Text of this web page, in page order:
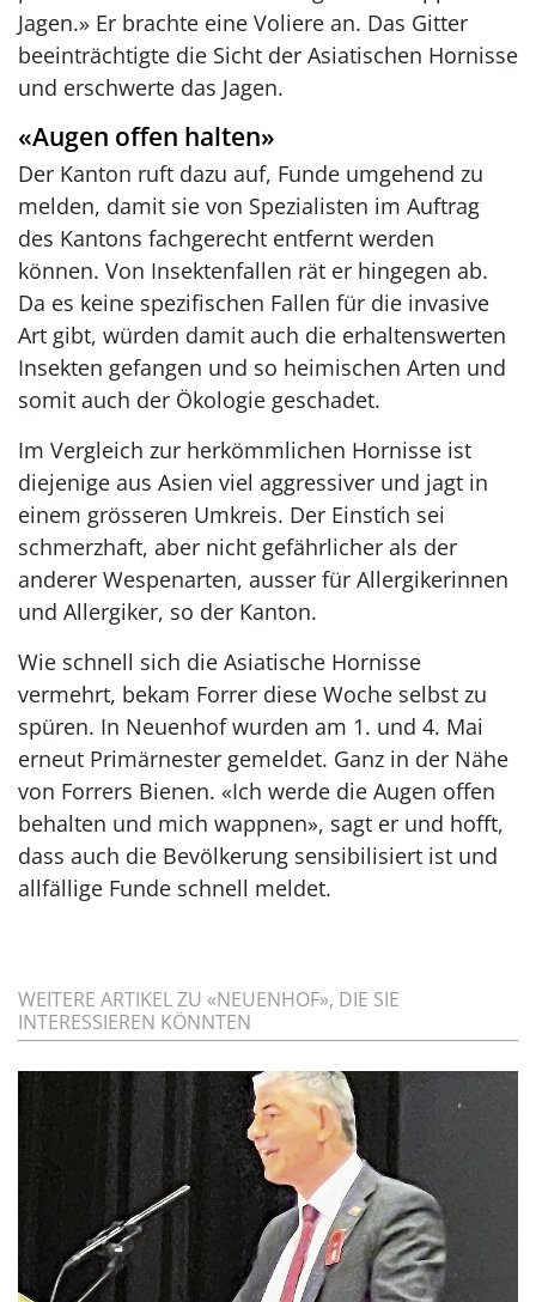
Jagen.» Er brachte eine Voliere an. Das Gitter
beeinträchtigte die Sicht der Asiatischen Hornisse
und erschwerte das Jagen.
«Augen offen halten»
Der Kanton ruft dazu auf, Funde umgehend zu
melden, damit sie von Spezialisten im Auftrag
des Kantons fachgerecht entfernt werden
können. Von Insektenfallen rät er hingegen ab.
Da es keine spezifischen Fallen für die invasive
Art gibt, würden damit auch die erhaltenswerten
Insekten gefangen und so heimischen Arten und
somit auch der Ökologie geschadet.
Im Vergleich zur herkömmlichen Hornisse ist
diejenige aus Asien viel aggressiver und jagt in
einem grösseren Umkreis. Der Einstich sei
schmerzhaft, aber nicht gefährlicher als der
anderer Wespenarten, ausser für Allergikerinnen
und Allergiker, so der Kanton.
Wie schnell sich die Asiatische Hornisse
vermehrt, bekam Forrer diese Woche selbst zu
spüren. In Neuenhof wurden am 1. und 4. Mai
erneut Primärnester gemeldet. Ganz in der Nähe
von Forrers Bienen. «Ich werde die Augen offen
behalten und mich wappnen», sagt er und hofft,
dass auch die Bevölkerung sensibilisiert ist und
allfällige Funde schnell meldet.
WEITERE ARTIKEL ZU «NEUENHOF», DIE SIE
INTERESSIEREN KÖNNTEN